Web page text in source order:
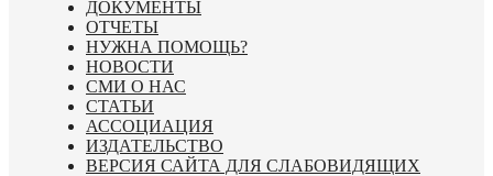
ДОКУМЕНТЫ
ОТЧЕТЫ
НУЖНА ПОМОЩЬ?
НОВОСТИ
СМИ О НАС
СТАТЬИ
АССОЦИАЦИЯ
ИЗДАТЕЛЬСТВО
ВЕРСИЯ САЙТА ДЛЯ СЛАБОВИДЯЩИХ